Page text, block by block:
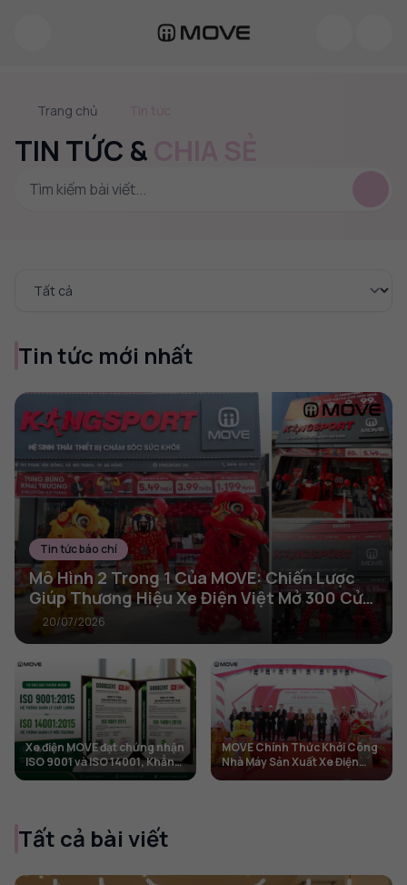
Trang chủ
TIN TỨC &
Tin tức mới nhất
Tin tức báo chí
Mô Hình 2 Trong 1 Của MOVE: Chiến Lược
Giúp Thương Hiệu Xe Điện Việt Mở 300 Cửa
Hàng Trong 2 Năm
20/07/2026
Xe điện MOVE đạt chứng nhận
ISO 9001 và ISO 14001, Khẳng
định tiêu chuẩn chất lượng và
MOVE Chính Thức Khởi Công
Nhà Máy Sản Xuất Xe Điện
Tất cả bài viết